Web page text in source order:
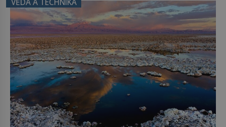
užitečná rostlina provází člověka už tisíce let.
Většina lidí vnímá rákos jen jako obyčejnou kulisu
letního koupání. Stačí se však podívat […]